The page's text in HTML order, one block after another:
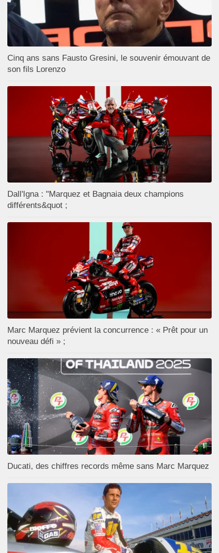
Cinq ans sans Fausto Gresini, le souvenir émouvant de
son fils Lorenzo
Dall'Igna : "Marquez et Bagnaia deux champions
différents&quot ;
Marc Marquez prévient la concurrence : « Prêt pour un
nouveau défi » ;
Ducati, des chiffres records même sans Marc Marquez